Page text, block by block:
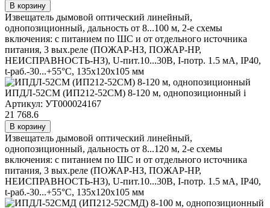
В корзину
Извещатель дымовой оптический линейный,
однопозиционный, дальность от 8...100 м, 2-е схемы
включения: с питанием по ШС и от отдельного источника
питания, 3 вых.реле (ПОЖАР-НЗ, ПОЖАР-НР,
НЕИСПРАВНОСТЬ-НЗ), U-пит.10...30В, I-потр. 1.5 мА, IP40,
t-раб.-30...+55°С, 135х120х105 мм
ИПДЛ-52СМ (ИП212-52СМ) 8-120 м, однопозиционный i
Артикул: УТ000024167
21 768.6
В корзину
Извещатель дымовой оптический линейный,
однопозиционный, дальность от 8...120 м, 2-е схемы
включения: с питанием по ШС и от отдельного источника
питания, 3 вых.реле (ПОЖАР-НЗ, ПОЖАР-НР,
НЕИСПРАВНОСТЬ-НЗ), U-пит.10...30В, I-потр. 1.5 мА, IP40,
t-раб.-30...+55°С, 135х120х105 мм